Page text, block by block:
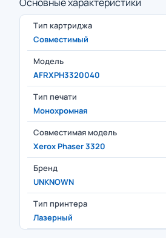
Тип картриджа
Совместимый
Модель
AFRXPH3320040
Тип печати
Монохромная
Совместимая модель
Xerox Phaser 3320
Бренд
UNKNOWN
Тип принтера
Лазерный